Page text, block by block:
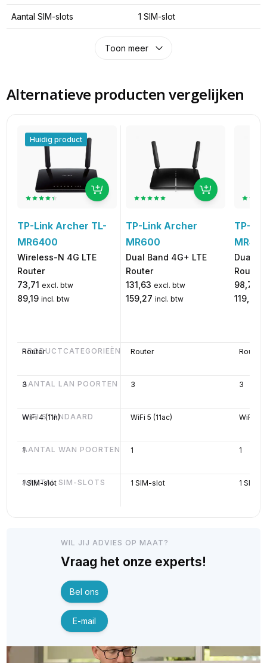
Aantal SIM-slots 1 SIM-slot
Toon meer
Alternatieve producten vergelijken
PRODUCTCATEGORIEËN
AANTAL LAN POORTEN
WIFI STANDAARD
AANTAL WAN POORTEN
AANTAL SIM-SLOTS
Huidig product
TP-Link Archer TL-
MR6400
Wireless-N 4G LTE
Router
73,71 excl. btw
89,19 incl. btw
Router
3
WiFi 4 (11n)
1
1 SIM-slot
TP-Link Archer
MR600
Dual Band 4G+ LTE
Router
131,63 excl. btw
159,27 incl. btw
Router
3
WiFi 5 (11ac)
1
1 SIM-slot
TP-
Dual
Router
98,73
119,46
Router
3
WiFi 5
1
1 SIM-
WIL JIJ ADVIES OP MAAT?
Vraag het onze experts!
Bel ons
E-mail